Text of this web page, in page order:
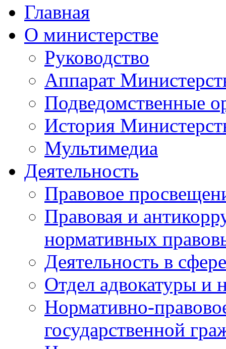
Главная
О министерстве
Руководство
Аппарат
Подведомственные
История
Мультимедиа
Деятельность
Правовое
Правовая и
нормативных
Деятельность в
Отдел адвокатуры и
Нормативно-
государственной